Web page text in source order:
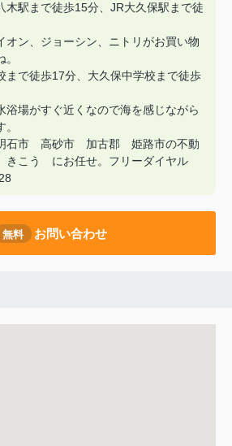
木駅まで徒歩15分、JR大久保駅まで徒
オン、ジョーシン、ニトリがお買い物
まで徒歩17分、大久保中学校まで徒歩
浴場がすぐ近くなので海を感じながら
石市 高砂市 加古郡 姫路市の不動
こう にお任せ。フリーダイヤル
無料 お問い合わせ